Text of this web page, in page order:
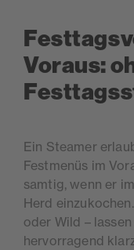
Voraus:
Ein Steamer
Festmenüs im
samtig, wenn er
Herd
oder Wild –
hervorragend